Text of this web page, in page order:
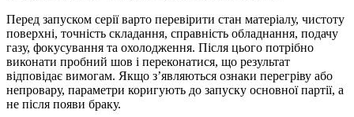
Перед запуском серії варто перевірити стан матеріалу, чистоту
поверхні, точність складання, справність обладнання, подачу
газу, фокусування та охолодження. Після цього потрібно
виконати пробний шов і переконатися, що результат
відповідає вимогам. Якщо з’являються ознаки перегріву або
непровару, параметри коригують до запуску основної партії, а
не після появи браку.